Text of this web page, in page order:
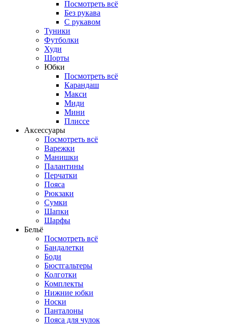
Посмотреть всё
Без рукава
С рукавом
Туники
Футболки
Худи
Шорты
Юбки
Посмотреть всё
Карандаш
Макси
Миди
Мини
Плиссе
Аксессуары
Посмотреть всё
Варежки
Манишки
Палантины
Перчатки
Пояса
Рюкзаки
Сумки
Шапки
Шарфы
Бельё
Посмотреть всё
Бандалетки
Боди
Бюстгальтеры
Колготки
Комплекты
Нижние юбки
Носки
Панталоны
Поясa для чулок